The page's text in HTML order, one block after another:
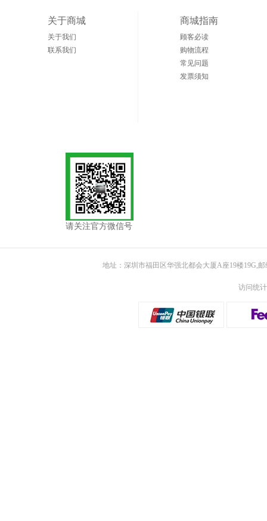
关于商城
关于我们
联系我们
商城指南
顾客必读
购物流程
常见问题
发票须知
请关注官方微信号
地址：深圳市福田区华强北都会大厦A座19楼19G,
访问统